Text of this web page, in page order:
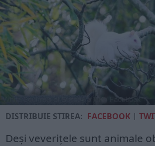
DISTRIBUIE ȘTIREA: FACEBOOK |
Deşi veveriţele sunt animale